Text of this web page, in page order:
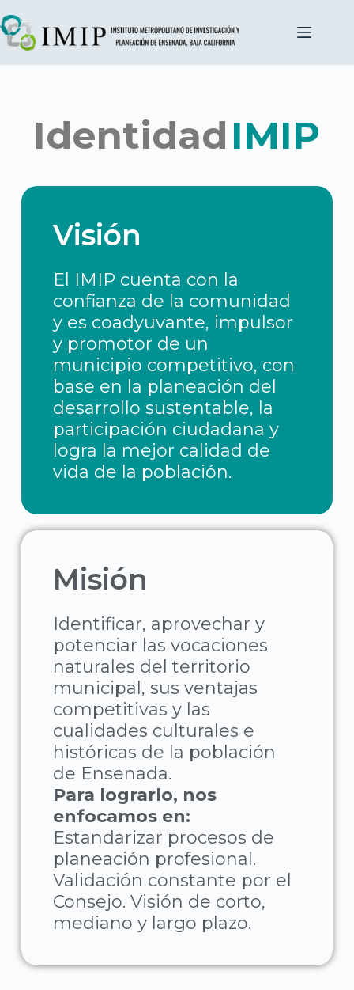
IdentidadIMIP
Visión
El IMIP cuenta con la
confianza de la comunidad
y es coadyuvante, impulsor
y promotor de un
municipio competitivo, con
base en la planeación del
desarrollo sustentable, la
participación ciudadana y
logra la mejor calidad de
vida de la población.
Misión
Identificar, aprovechar y
potenciar las vocaciones
naturales del territorio
municipal, sus ventajas
competitivas y las
cualidades culturales e
históricas de la población
de Ensenada.
Para lograrlo, nos
enfocamos en:
Estandarizar procesos de
planeación profesional.
Validación constante por el
Consejo. Visión de corto,
mediano y largo plazo.